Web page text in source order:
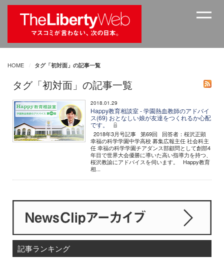
HOME タグ「初対面」の記事一覧
タグ「初対面」の記事一覧
2018.01.29
Happy教育相談室 - 学園熱血教師のアドバイ
ス(69) おとなしい娘が友達をつくれるか心配
です。
2018年3月号記事 第69回 回答者：桜沢正顕
幸福の科学学園中学高校 募集広報主任 社会科主
任 幸福の科学学園チアダンス部顧問として創部4
年目で世界大会優勝に導いた高い指導力を持つ、
桜沢教諭にアドバイスを伺います。 Happy教育
相...
記事ランキング